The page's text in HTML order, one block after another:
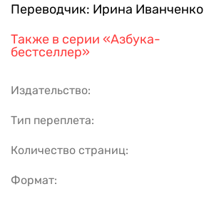
Переводчик: Ирина Иванченко
Также в серии «Азбука-
бестселлер»
Издательство:
Тип переплета:
Количество страниц:
Формат: